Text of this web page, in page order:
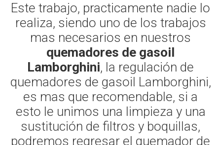
Este trabajo, practicamente nadie lo
realiza, siendo uno de los trabajos
mas necesarios en nuestros
quemadores de gasoil
Lamborghini, la regulación de
quemadores de gasoil Lamborghini,
es mas que recomendable, si a
esto le unimos una limpieza y una
sustitución de filtros y boquillas,
podremos regresar el quemador de